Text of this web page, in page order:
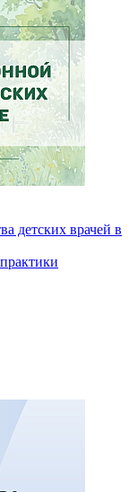
детских врачей в